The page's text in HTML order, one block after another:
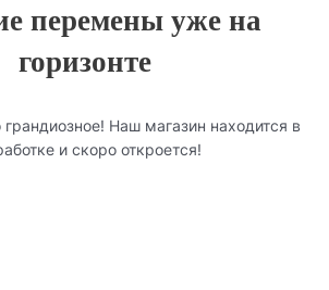
перемены уже на
горизонте
грандиозное! Наш магазин находится в
и скоро откроется!